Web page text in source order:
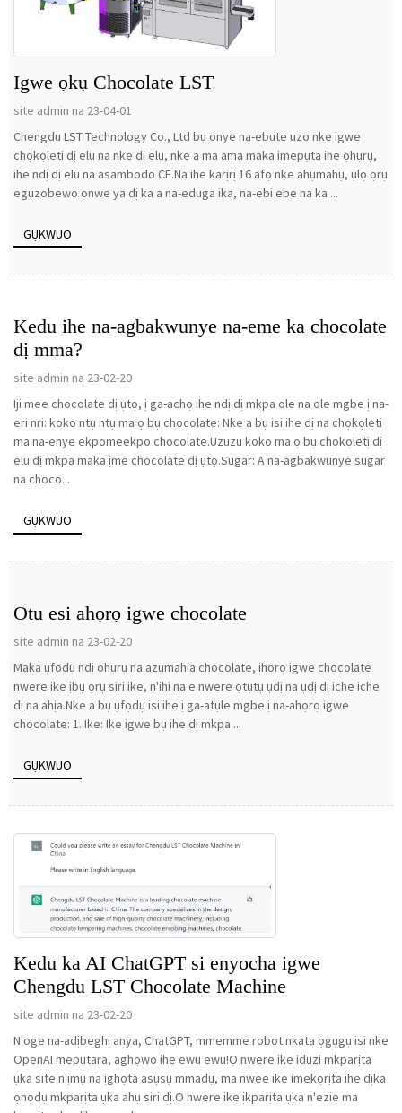
Igwe ọkụ Chocolate LST
site admin na 23-04-01
Chengdu LST Technology Co., Ltd bụ onye na-ebute ụzọ nke igwe
chọkọleti dị elu na nke dị elu, nke a ma ama maka imepụta ihe ọhụrụ,
ihe ndị dị elu na asambodo CE.Na ihe karịrị 16 afọ nke ahụmahụ, ụlọ ọrụ
eguzobewo onwe ya dị ka a na-eduga ika, na-ebi ebe na ka ...
GỤKWUO
Kedu ihe na-agbakwunye na-eme ka chocolate
dị mma?
site admin na 23-02-20
Iji mee chocolate dị ụtọ, ị ga-achọ ihe ndị dị mkpa ole na ole mgbe ị na-
eri nri: koko ntụ ntụ ma ọ bụ chocolate: Nke a bụ isi ihe dị na chọkọleti
ma na-enye ekpomeekpo chocolate.Uzuzu koko ma ọ bụ chọkọletị dị
elu dị mkpa maka ịme chocolate dị ụtọ.Sugar: A na-agbakwunye sugar
na choco...
GỤKWUO
Otu esi ahọrọ igwe chocolate
site admin na 23-02-20
Maka ụfọdụ ndị ọhụrụ na azụmahịa chocolate, ịhọrọ igwe chocolate
nwere ike ịbụ ọrụ siri ike, n'ihi na e nwere ọtụtụ ụdị na ụdị dị iche iche
dị na ahịa.Nke a bụ ụfọdụ isi ihe ị ga-atụle mgbe ị na-ahọrọ igwe
chocolate: 1. Ike: Ike igwe bụ ihe dị mkpa ...
GỤKWUO
Kedu ka AI ChatGPT si enyocha igwe
Chengdu LST Chocolate Machine
site admin na 23-02-20
N'oge na-adịbeghị anya, ChatGPT, mmemme robot nkata ọgụgụ isi nke
OpenAI mepụtara, aghọwo ihe ewu ewu!Ọ nwere ike iduzi mkparịta
ụka site n'ịmụ na ịghọta asụsụ mmadụ, ma nwee ike imekọrịta ihe dịka
ọnọdụ mkparịta ụka ahụ siri dị.Ọ nwere ike ịkparịta ụka n'ezie ma